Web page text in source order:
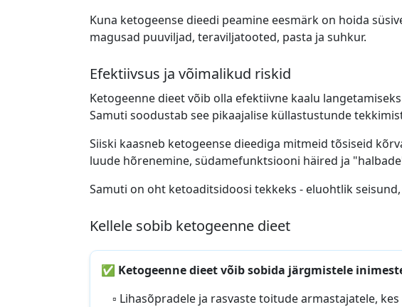
Kuna ketogeense dieedi peamine eesmärk on hoida
magusad puuviljad, teraviljatooted, pasta ja suhkur.
Efektiivsus ja võimalikud riskid
Ketogeenne dieet võib olla efektiivne kaalu
Samuti soodustab see pikaajalise küllastustunde
Siiski kaasneb ketogeense dieediga mitmeid tõsiseid
luude hõrenemine, südamefunktsiooni häired ja
Samuti on oht ketoaditsidoosi tekkeks - eluohtlik
Kellele sobib ketogeenne dieet
✅ Ketogeenne dieet võib sobida järgmistele
▫️ Lihasõpradele ja rasvaste toitude armastajatele,